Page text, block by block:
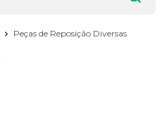
Peças de Reposição Diversas